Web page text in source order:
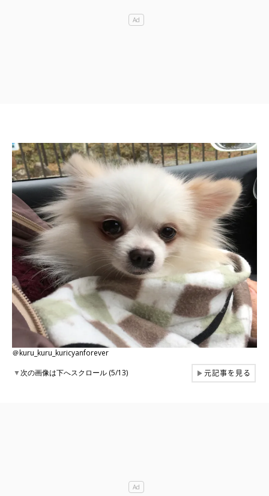
＠kuru_kuru_kuricyanforever
▼次の画像は下へスクロール (5/13) ▶元記事を見る